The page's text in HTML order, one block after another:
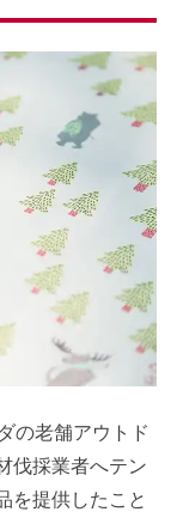
の老舗アウトド
伐採業者へテン
を提供したこと